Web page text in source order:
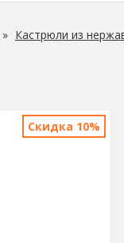
Кастрюли из
Скидка 10%